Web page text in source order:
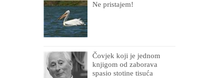
Ne pristajem!
Čovjek koji je jednom
knjigom od zaborava
spasio stotine tisuća